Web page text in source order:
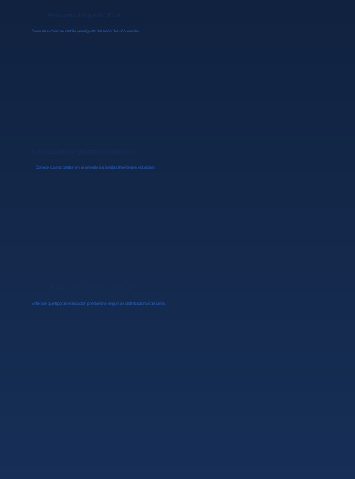
Descubre cómo se distribuye el gasto del inicio del año escolar.
Conoce cuánto gastan en promedio las familias limeñas en eduación.
Entérate qué tipo de educación predomina según las distintas zonas de Lima.